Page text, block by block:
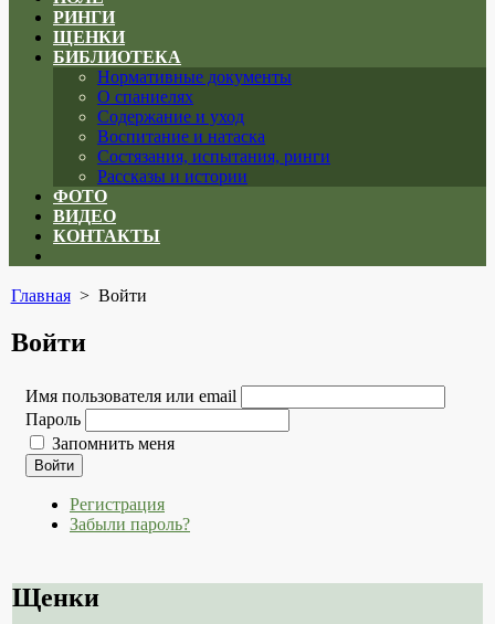
РИНГИ
ЩЕНКИ
БИБЛИОТЕКА
Нормативные документы
О спаниелях
Содержание и уход
Воспитание и натаска
Состязания, испытания, ринги
Рассказы и истории
ФОТО
ВИДЕО
КОНТАКТЫ
menu
Главная> Войти
Войти
Имя пользователя или email
Пароль
Запомнить меня
Войти
Регистрация
Забыли пароль?
Щенки